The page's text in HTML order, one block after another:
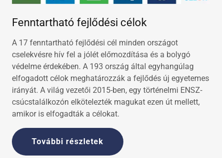
Fenntartható fejlődési célok
A 17 fenntartható fejlődési cél minden országot
cselekvésre hív fel a jólét előmozdítása és a bolygó
védelme érdekében. A 193 ország által egyhangúlag
elfogadott célok meghatározzák a fejlődés új egyetemes
irányát. A világ vezetői 2015-ben, egy történelmi ENSZ-
csúcstalálkozón elkötelezték magukat ezen út mellett,
amikor is elfogadták a célokat.
További részletek